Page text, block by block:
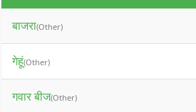
बाजरा(Other)
गेहूं(Other)
गवार बीज(Other)